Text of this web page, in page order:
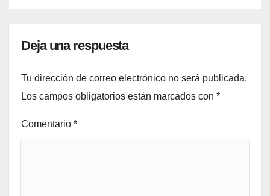
Deja una respuesta
Tu dirección de correo electrónico no será publicada.
Los campos obligatorios están marcados con *
Comentario *